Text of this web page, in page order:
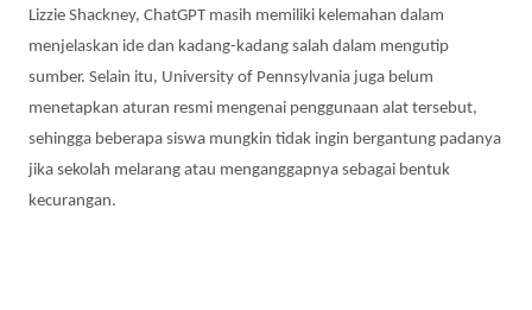
Lizzie Shackney, ChatGPT masih memiliki kelemahan dalam
menjelaskan ide dan kadang-kadang salah dalam mengutip
sumber. Selain itu, University of Pennsylvania juga belum
menetapkan aturan resmi mengenai penggunaan alat tersebut,
sehingga beberapa siswa mungkin tidak ingin bergantung padanya
jika sekolah melarang atau menganggapnya sebagai bentuk
kecurangan.